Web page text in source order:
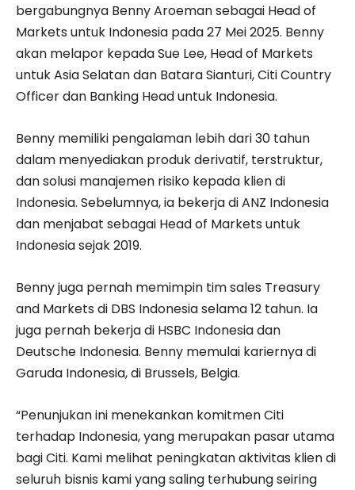
bergabungnya Benny Aroeman sebagai Head of
Markets untuk Indonesia pada 27 Mei 2025. Benny
akan melapor kepada Sue Lee, Head of Markets
untuk Asia Selatan dan Batara Sianturi, Citi Country
Officer dan Banking Head untuk Indonesia.
Benny memiliki pengalaman lebih dari 30 tahun
dalam menyediakan produk derivatif, terstruktur,
dan solusi manajemen risiko kepada klien di
Indonesia. Sebelumnya, ia bekerja di ANZ Indonesia
dan menjabat sebagai Head of Markets untuk
Indonesia sejak 2019.
Benny juga pernah memimpin tim sales Treasury
and Markets di DBS Indonesia selama 12 tahun. Ia
juga pernah bekerja di HSBC Indonesia dan
Deutsche Indonesia. Benny memulai kariernya di
Garuda Indonesia, di Brussels, Belgia.
“Penunjukan ini menekankan komitmen Citi
terhadap Indonesia, yang merupakan pasar utama
bagi Citi. Kami melihat peningkatan aktivitas klien di
seluruh bisnis kami yang saling terhubung seiring